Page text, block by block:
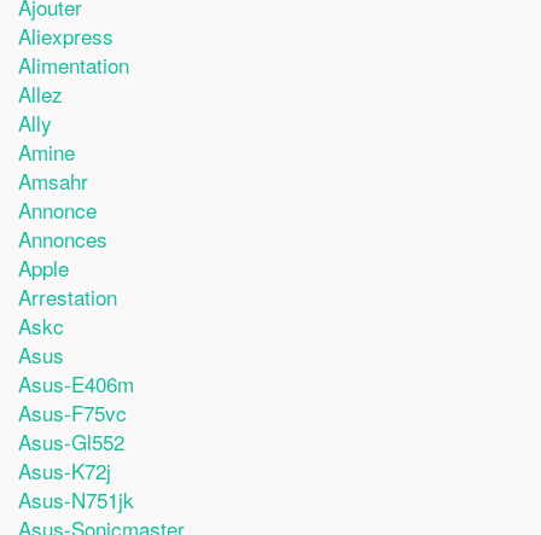
Ajouter
Aliexpress
Alimentation
Allez
Ally
Amine
Amsahr
Annonce
Annonces
Apple
Arrestation
Askc
Asus
Asus-E406m
Asus-F75vc
Asus-Gl552
Asus-K72j
Asus-N751jk
Asus-Sonicmaster